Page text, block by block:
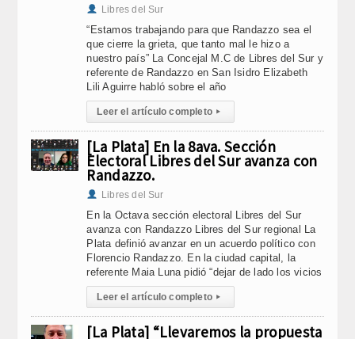
Libres del Sur
“Estamos trabajando para que Randazzo sea el
que cierre la grieta, que tanto mal le hizo a
nuestro país” La Concejal M.C de Libres del Sur y
referente de Randazzo en San Isidro Elizabeth
Lili Aguirre habló sobre el año
Leer el artículo completo ▸
[La Plata] En la 8ava. Sección
Electoral Libres del Sur avanza con
Randazzo.
Libres del Sur
En la Octava sección electoral Libres del Sur
avanza con Randazzo Libres del Sur regional La
Plata definió avanzar en un acuerdo político con
Florencio Randazzo. En la ciudad capital, la
referente Maia Luna pidió “dejar de lado los vicios
Leer el artículo completo ▸
[La Plata] “Llevaremos la propuesta